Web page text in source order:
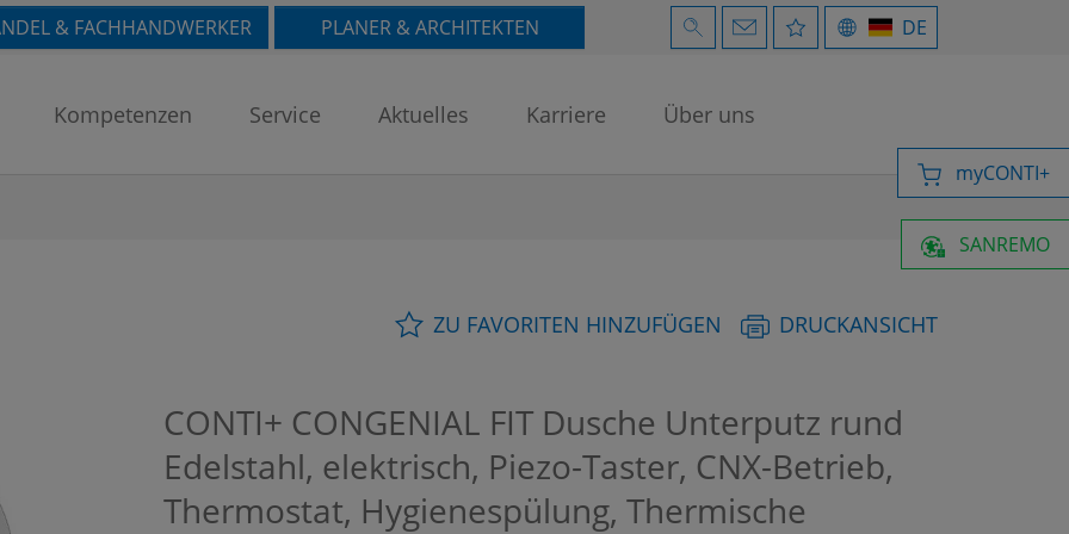
& FACHHANDWERKER PLANER & ARCHITEKTEN DE
Kompetenzen Service Aktuelles Karriere Über uns
SANREMO
myCONTI+
ZU FAVORITEN HINZUFÜGEN DRUCKANSICHT
CONTI+ CONGENIAL FIT Dusche Unterputz rund
Edelstahl, elektrisch, Piezo-Taster, CNX-Betrieb,
Thermostat, Hygienespülung, Thermische